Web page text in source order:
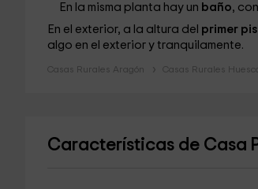
En la misma planta hay un baño,
En el exterior, a la altura del primer
algo en el exterior y tranquilamente.
Casas Rurales Aragón Casas Rurales
Características de Casa